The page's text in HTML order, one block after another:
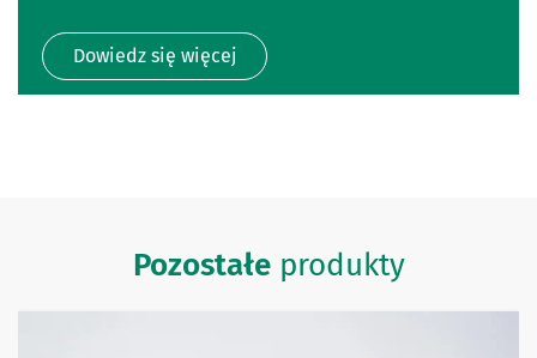
Dowiedz się więcej
Pozostałeprodukty